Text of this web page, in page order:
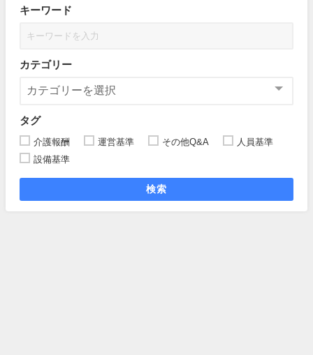
キーワード
カテゴリー
タグ
介護報酬 運営基準 その他Q&A
人員基準
設備基準
検索